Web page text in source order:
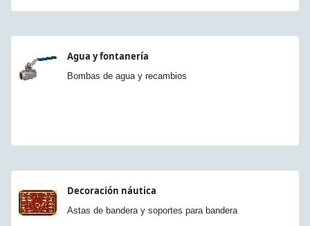
Agua y fontanería
Bombas de agua y recambios
Decoración náutica
Astas de bandera y soportes para bandera